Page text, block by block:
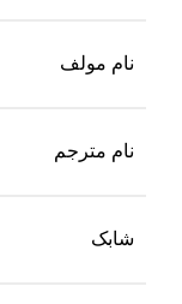
نام مولف
نام مترجم
شابک